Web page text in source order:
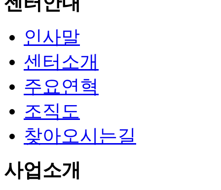
인사말
센터소개
주요연혁
조직도
찾아오시는길
사업소개